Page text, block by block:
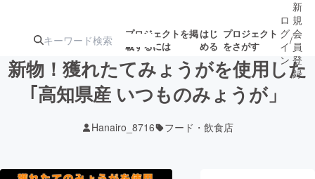
プロジェクトを掲
載するには
はじ
める
プロジェクト
をさがす
ターン
ジェクト
募集終了が近いプ
ロジェクト
ロ
グ
イ
ン
/
新
規
会
員
登
録
新物！獲れたてみょうがを使用した
｢高知県産 いつものみょうが」
Hanairo_8716 フード・飲食店